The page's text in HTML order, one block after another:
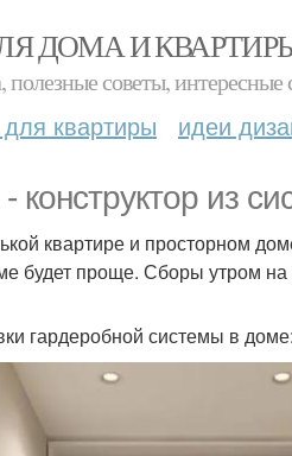
ДОМА И
советы, интересные
квартиры идеи
конструктор из
квартире и просторном
будет проще. Сборы утром
гардеробной системы в доме: